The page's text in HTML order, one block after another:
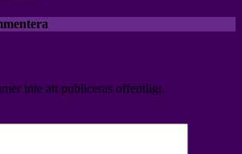
inte att publiceras offentligt.